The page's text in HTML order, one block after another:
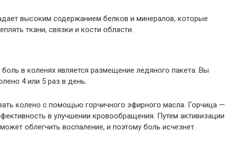
высоким содержанием белков и минералов, которые
ткани, связки и кости области.
в коленях является размещение ледяного пакета. Вы
4 или 5 раз в день.
колено с помощью горчичного эфирного масла. Горчица —
в улучшении кровообращения. Путем активизации
облегчить воспаление, и поэтому боль исчезнет.